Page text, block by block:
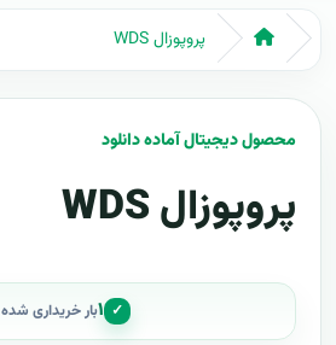
پروپوزال WDS
محصول دیجیتال آماده دانلود
پروپوزال WDS
✓ ۱بار خریداری شده